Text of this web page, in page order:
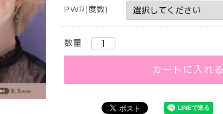
PWR(度数)
数量
カートに入れる